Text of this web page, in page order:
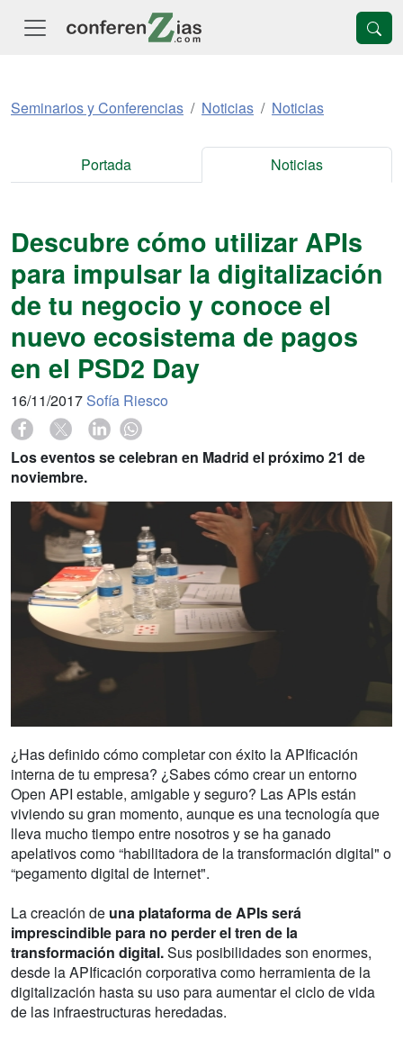
Seminarios y Conferencias Noticias Noticias
Portada Noticias
Descubre cómo utilizar APIs
para impulsar la digitalización
de tu negocio y conoce el
nuevo ecosistema de pagos
en el PSD2 Day
16/11/2017 Sofía Riesco
Los eventos se celebran en Madrid el próximo 21 de
noviembre.
¿Has definido cómo completar con éxito la APIficación
interna de tu empresa? ¿Sabes cómo crear un entorno
Open API estable, amigable y seguro? Las APIs están
viviendo su gran momento, aunque es una tecnología que
lleva mucho tiempo entre nosotros y se ha ganado
apelativos como “habilitadora de la transformación digital" o
“pegamento digital de Internet".
La creación de una plataforma de APIs será
imprescindible para no perder el tren de la
transformación digital.Sus posibilidades son enormes,
desde la APIficación corporativa como herramienta de la
digitalización hasta su uso para aumentar el ciclo de vida
de las infraestructuras heredadas.